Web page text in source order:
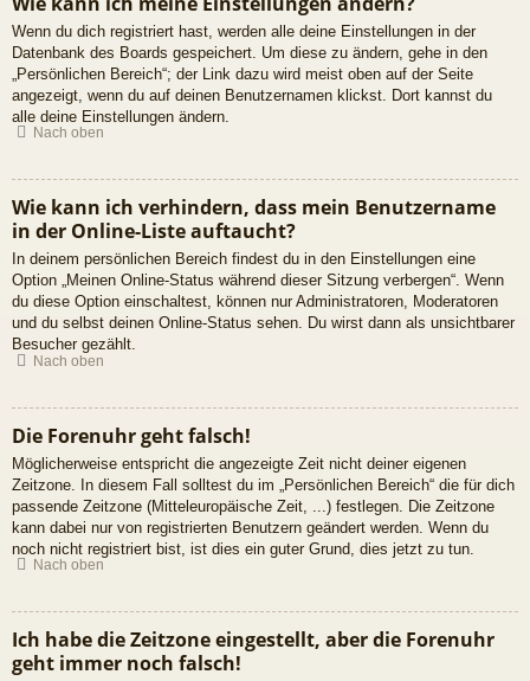
Wenn du dich registriert hast, werden alle deine Einstellungen in der
Datenbank des Boards gespeichert. Um diese zu ändern, gehe in den
„Persönlichen Bereich“; der Link dazu wird meist oben auf der Seite
angezeigt, wenn du auf deinen Benutzernamen klickst. Dort kannst du
alle deine Einstellungen ändern.
Nach oben
Wie kann ich verhindern, dass mein Benutzername
in der Online-Liste auftaucht?
In deinem persönlichen Bereich findest du in den Einstellungen eine
Option „Meinen Online-Status während dieser Sitzung verbergen“. Wenn
du diese Option einschaltest, können nur Administratoren, Moderatoren
und du selbst deinen Online-Status sehen. Du wirst dann als unsichtbarer
Besucher gezählt.
Nach oben
Die Forenuhr geht falsch!
Möglicherweise entspricht die angezeigte Zeit nicht deiner eigenen
Zeitzone. In diesem Fall solltest du im „Persönlichen Bereich“ die für dich
passende Zeitzone (Mitteleuropäische Zeit, ...) festlegen. Die Zeitzone
kann dabei nur von registrierten Benutzern geändert werden. Wenn du
noch nicht registriert bist, ist dies ein guter Grund, dies jetzt zu tun.
Nach oben
Ich habe die Zeitzone eingestellt, aber die Forenuhr
geht immer noch falsch!